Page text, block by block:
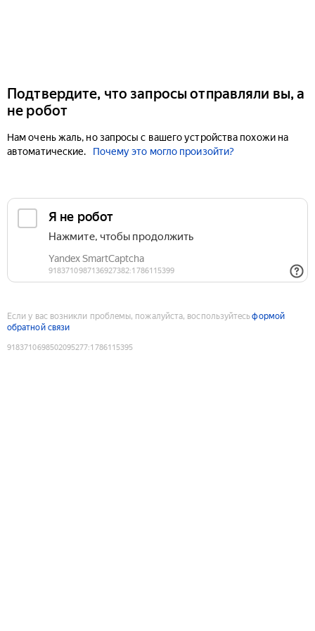
Подтвердите, что запросы отправляли вы, а
не робот
Нам очень жаль, но запросы с вашего устройства похожи на
автоматические.
Почему это могло произойти?
Если у вас возникли проблемы, пожалуйста, воспользуйтесьформой
обратной связи
9183710698502095277:1786115395